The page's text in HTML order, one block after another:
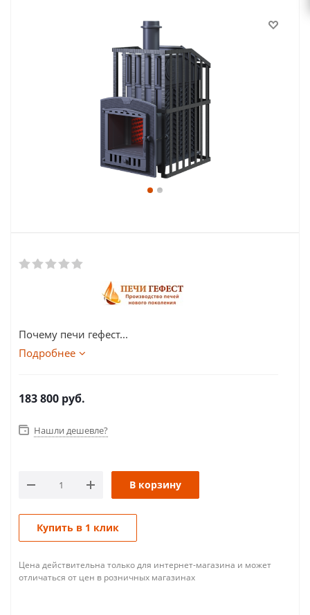
Почему печи гефест...
Подробнее
183 800 руб.
Нашли дешевле?
В корзину
Купить в 1 клик
Цена действительна только для интернет-магазина и может
отличаться от цен в розничных магазинах